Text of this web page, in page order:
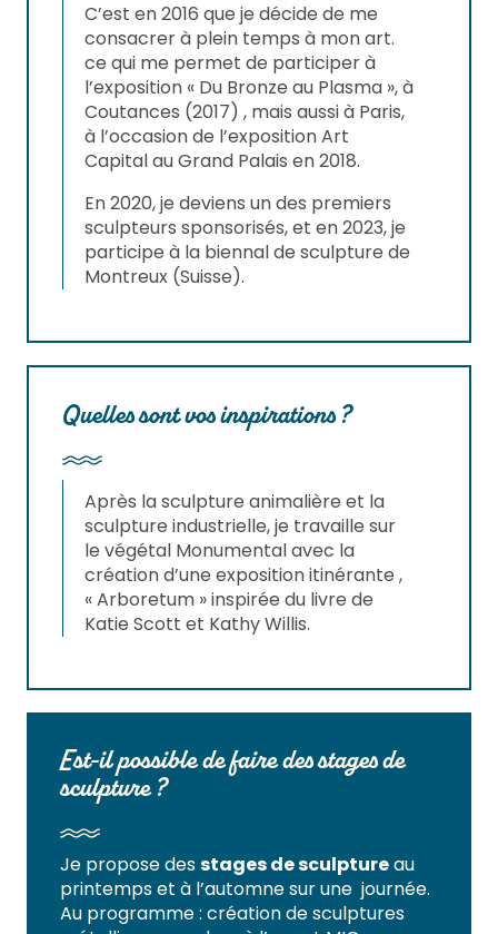
C’est en 2016 que je décide de me
consacrer à plein temps à mon art.
ce qui me permet de participer à
l’exposition « Du Bronze au Plasma », à
Coutances (2017) , mais aussi à Paris,
à l’occasion de l’exposition Art
Capital au Grand Palais en 2018.
En 2020, je deviens un des premiers
sculpteurs sponsorisés, et en 2023, je
participe à la biennal de sculpture de
Montreux (Suisse).
Quelles sont vos inspirations ?
Après la sculpture animalière et la
sculpture industrielle, je travaille sur
le végétal Monumental avec la
création d’une exposition itinérante ,
« Arboretum » inspirée du livre de
Katie Scott et Kathy Willis.
Est-il possible de faire des stages de
sculpture ?
Je propose desstages de sculptureau
printemps et à l’automne sur une journée.
Au programme : création de sculptures